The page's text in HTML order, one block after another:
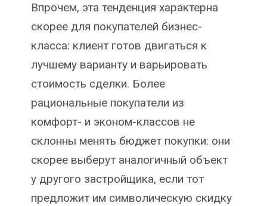
Впрочем, эта тенденция характерна
скорее для покупателей бизнес-
класса: клиент готов двигаться к
лучшему варианту и варьировать
стоимость сделки. Более
рациональные покупатели из
комфорт- и эконом-классов не
склонны менять бюджет покупки: они
скорее выберут аналогичный объект
у другого застройщика, если тот
предложит им символическую скидку